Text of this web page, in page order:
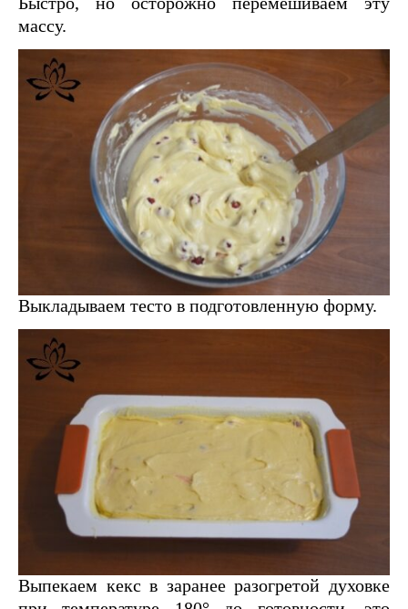
массу.
Выкладываем тесто в подготовленную форму.
Выпекаем кекс в заранее разогретой духовке